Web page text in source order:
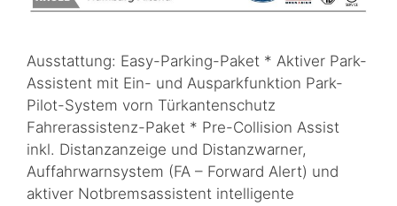
Ausstattung: Easy-Parking-Paket * Aktiver Park-
Assistent mit Ein- und Ausparkfunktion Park-
Pilot-System vorn Türkantenschutz
Fahrerassistenz-Paket * Pre-Collision Assist
inkl. Distanzanzeige und Distanzwarner,
Auffahrwarnsystem (FA – Forward Alert) und
aktiver Notbremsassistent intelligente